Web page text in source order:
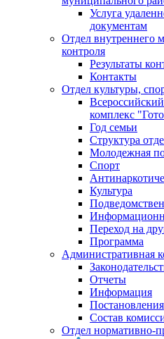
Услуга
документам
Отдел внутреннего
контроля
Результаты
Контакты
Отдел культуры,
комплекс
Год семьи
Структура
Молодежная
Спорт
Культура
Переход на
Программа
Административная
Отчеты
Информация
Постановления
Состав
Отдел нормативно-